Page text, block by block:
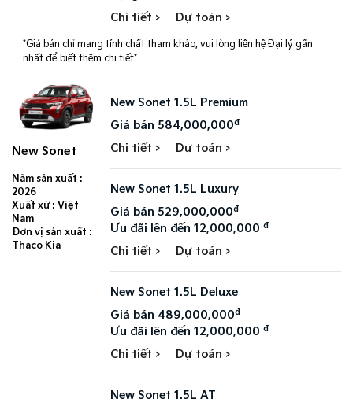
Chi tiết > Dự toán >
*Giá bán chỉ mang tính chất tham khảo, vui lòng liên hệ Đại lý gần
nhất để biết thêm chi tiết*
New Sonet
Năm sản xuất :
2026
Xuất xứ : Việt
Nam
Đơn vị sản xuất :
Thaco Kia
New Sonet 1.5L Premium
Giá bán 584,000,000đ
Chi tiết > Dự toán >
New Sonet 1.5L Luxury
Giá bán 529,000,000đ
Ưu đãi lên đến 12,000,000đ
Chi tiết > Dự toán >
New Sonet 1.5L Deluxe
Giá bán 489,000,000đ
Ưu đãi lên đến 12,000,000đ
Chi tiết > Dự toán >
New Sonet 1.5L AT